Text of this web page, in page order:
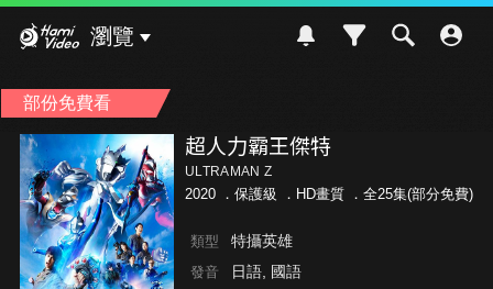
瀏覽
部份免費看
超人力霸王傑特
ULTRAMAN Z
2020 ． 保護級 ．HD畫質 ．全25集(部分免費)
類型 特攝英雄
發音 日語, 國語